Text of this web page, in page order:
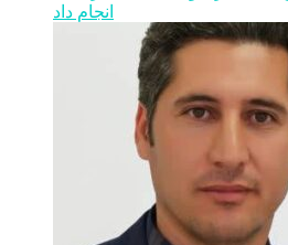
انجام داد